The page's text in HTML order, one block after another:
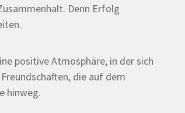
Denn Erfolg
positive Atmosphäre, in der sich
die auf dem
hinweg.